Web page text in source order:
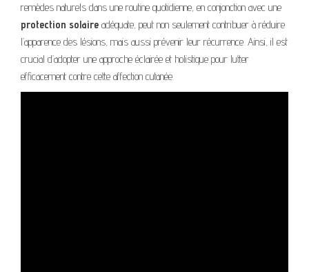
remèdes naturels dans une routine quotidienne, en conjonction avec une
protection solaire adéquate, peut non seulement contribuer à réduire
l’apparence des lésions, mais aussi prévenir leur récurrence. Ainsi, il est
crucial d’adopter une approche éclairée et holistique pour lutter
efficacement contre cette affection cutanée.